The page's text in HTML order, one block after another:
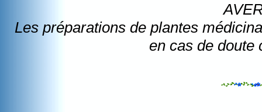
Les préparations de plantes
en cas de doute